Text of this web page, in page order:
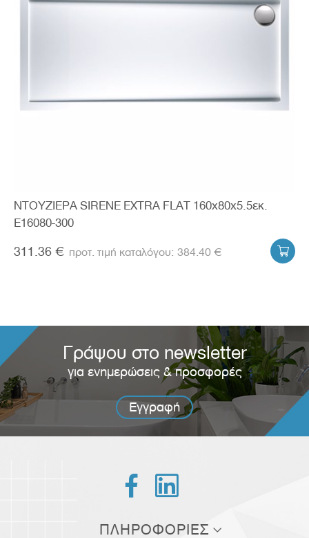
ΝΤΟΥΖΙΕΡΑ SIRENE EXTRA FLAT 160x80x5.5εκ.
E16080-300
311.36 € 384.40 € 
Γράψου στο newsletter
για ενημερώσεις & προσφορές
Εγγραφή
 
ΠΛΗΡΟΦΟΡΙΕΣ